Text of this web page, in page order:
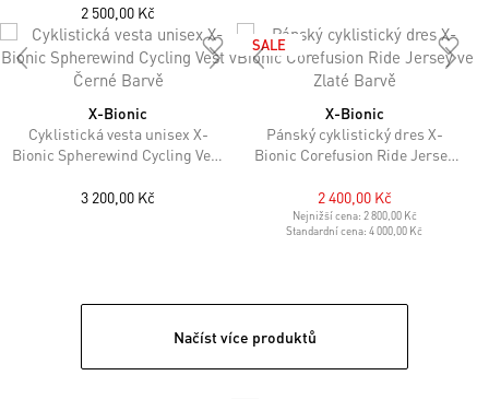
Provedení
2 500,00 Kč
X-Bionic
Cyklistická vesta unisex X-
Bionic Spherewind Cycling Vest
3 200,00 Kč
SALE
X-Bionic
Pánský cyklistický dres X-
Bionic Corefusion Ride Jersey
2 400,00 Kč
Nejnižší cena: 2 800,00 Kč
Standardní cena:4 000,00 Kč
Načíst více produktů